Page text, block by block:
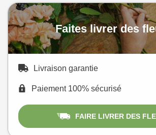
Faites livrer des
Livraison garantie
Paiement 100% sécurisé
FAIRE LIVRER DES